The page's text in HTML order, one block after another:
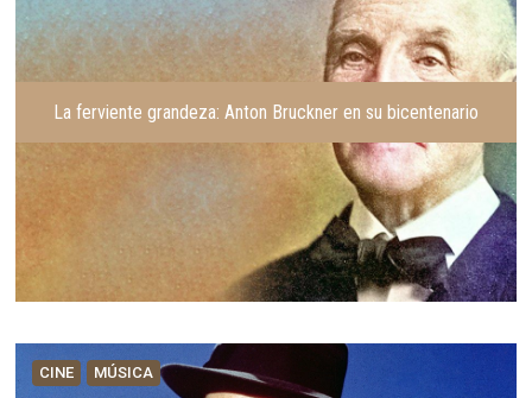
La ferviente grandeza: Anton Bruckner en su bicentenario
CINE MÚSICA